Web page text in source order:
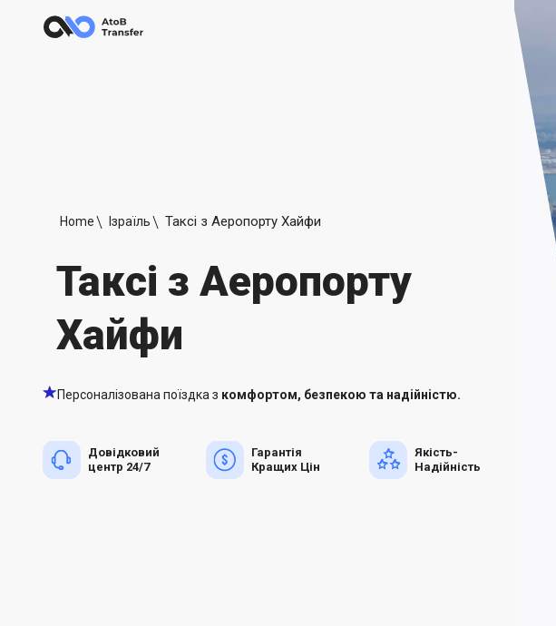
Home Ізраїль Таксі з Аеропорту Хайфи
Таксі з Аеропорту
Хайфи
Персоналізована поїздка з комфортом, безпекою та надійністю.
Довідковий
центр 24/7
Гарантія
Кращих Цін
Якість-
Надійність